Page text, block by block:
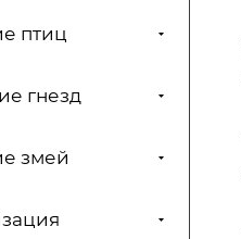
птиц
гнезд
змей